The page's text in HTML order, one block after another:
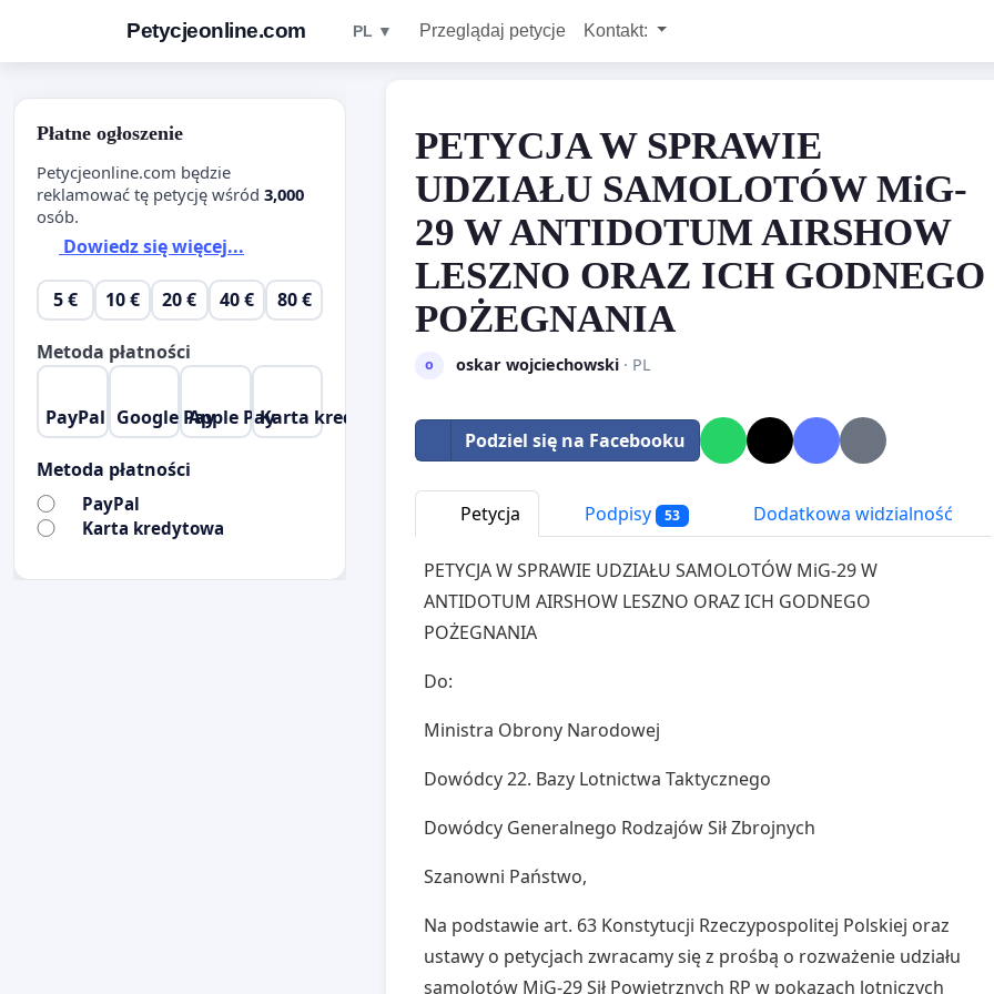
Petycjeonline.com PL ▼ Przeglądaj petycje Kontakt:
PETYCJA W SPRAWIE
UDZIAŁU SAMOLOTÓW MiG-
29 W ANTIDOTUM AIRSHOW
LESZNO ORAZ ICH GODNEGO
POŻEGNANIA
o oskar wojciechowski· PL
Podziel się na Facebooku
Petycja Podpisy 53 Dodatkowa widzialność
PETYCJA W SPRAWIE UDZIAŁU SAMOLOTÓW MiG-29 W
ANTIDOTUM AIRSHOW LESZNO ORAZ ICH GODNEGO
POŻEGNANIA
Do:
Ministra Obrony Narodowej
Dowódcy 22. Bazy Lotnictwa Taktycznego
Dowódcy Generalnego Rodzajów Sił Zbrojnych
Szanowni Państwo,
Na podstawie art. 63 Konstytucji Rzeczypospolitej Polskiej oraz
ustawy o petycjach zwracamy się z prośbą o rozważenie udziału
samolotów MiG-29 Sił Powietrznych RP w pokazach lotniczych
Płatne ogłoszenie
Petycjeonline.com będzie
reklamować tę petycję wśród 3,000
osób.
Dowiedz się więcej...
5 € 10 € 20 € 40 € 80 €
Metoda płatności
PayPal Google PayApple PayKarta kredytowa
Metoda płatności
PayPal
Karta kredytowa